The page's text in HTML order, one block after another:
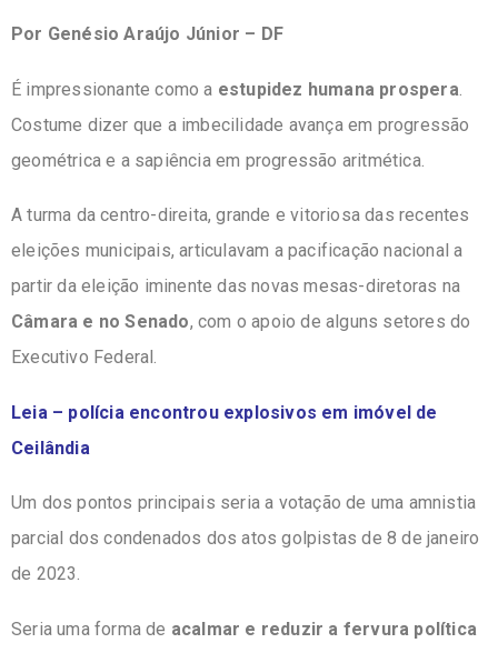
k
Por Genésio Araújo Júnior – DF
É impressionante como a estupidez humana prospera
Costume dizer que a imbecilidade avança em progressão
geométrica e a sapiência em progressão aritmética.
A turma da centro-direita, grande e vitoriosa das recentes
eleições municipais, articulavam a pacificação nacional a
partir da eleição iminente das novas mesas-diretoras na
Câmara e no Senado, com o apoio de alguns setores do
Executivo Federal.
Leia – polícia encontrou explosivos em imóvel de
Ceilândia
Um dos pontos principais seria a votação de uma amnistia
parcial dos condenados dos atos golpistas de 8 de janeiro
de 2023.
Seria uma forma de acalmar e reduzir a fervura política